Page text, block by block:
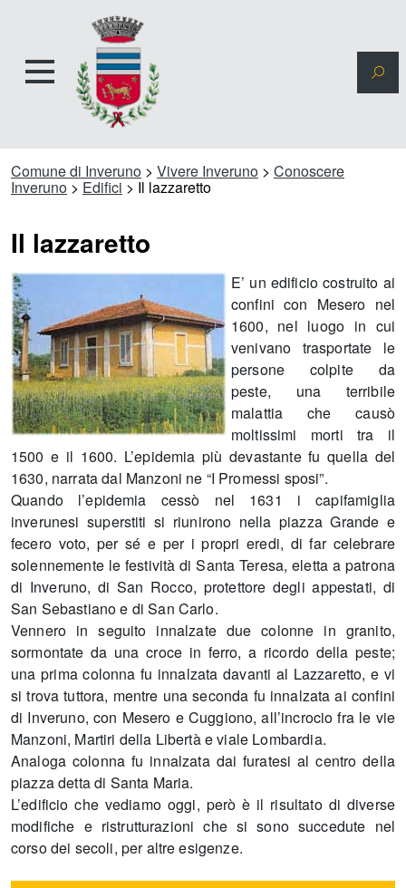
Comune di Inveruno > Vivere Inveruno > Conoscere
Inveruno > Edifici > Il lazzaretto
Il lazzaretto
E’ un edificio costruito ai
confini con Mesero nel
1600, nel luogo in cui
venivano trasportate le
persone colpite da
peste, una terribile
malattia che causò
moltissimi morti tra il
1500 e il 1600. L’epidemia più devastante fu quella del
1630, narrata dal Manzoni ne “I Promessi sposi”.
Quando l’epidemia cessò nel 1631 i capifamiglia
inverunesi superstiti si riunirono nella piazza Grande e
fecero voto, per sé e per i propri eredi, di far celebrare
solennemente le festività di Santa Teresa, eletta a patrona
di Inveruno, di San Rocco, protettore degli appestati, di
San Sebastiano e di San Carlo.
Vennero in seguito innalzate due colonne in granito,
sormontate da una croce in ferro, a ricordo della peste;
una prima colonna fu innalzata davanti al Lazzaretto, e vi
si trova tuttora, mentre una seconda fu innalzata ai confini
di Inveruno, con Mesero e Cuggiono, all’incrocio fra le vie
Manzoni, Martiri della Libertà e viale Lombardia.
Analoga colonna fu innalzata dai furatesi al centro della
piazza detta di Santa Maria.
L’edificio che vediamo oggi, però è il risultato di diverse
modifiche e ristrutturazioni che si sono succedute nel
corso dei secoli, per altre esigenze.